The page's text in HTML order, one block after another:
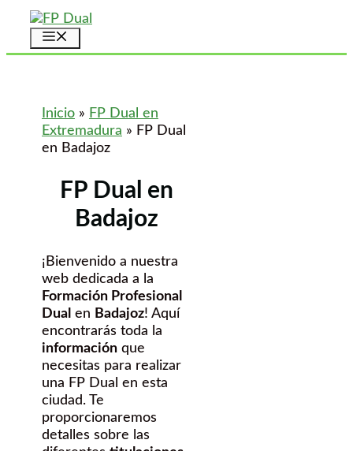
Saltar
contenido
Inicio » FP Dual en
Extremadura » FP Dual
en Badajoz
FP Dual en
Badajoz
¡Bienvenido a nuestra
web dedicada a la
Formación Profesional
Dual en Badajoz! Aquí
encontrarás toda la
información que
necesitas para realizar
una FP Dual en esta
ciudad. Te
proporcionaremos
detalles sobre las